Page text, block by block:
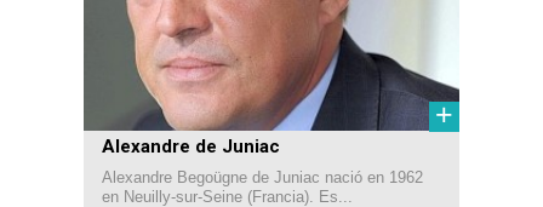
+
Alexandre de Juniac
Alexandre Begoügne de Juniac nació en 1962
en Neuilly-sur-Seine (Francia). Es...